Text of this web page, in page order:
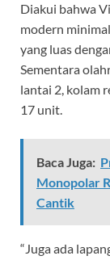
Diakui bahwa
modern
yang luas
Sementara
lantai 2, kolam
17 unit.
Baca Juga:
Monopolar
Cantik
“Juga ada